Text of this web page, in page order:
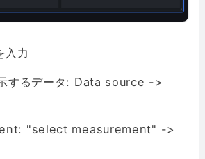
入力
するデータ: Data source ->
"select measurement" ->